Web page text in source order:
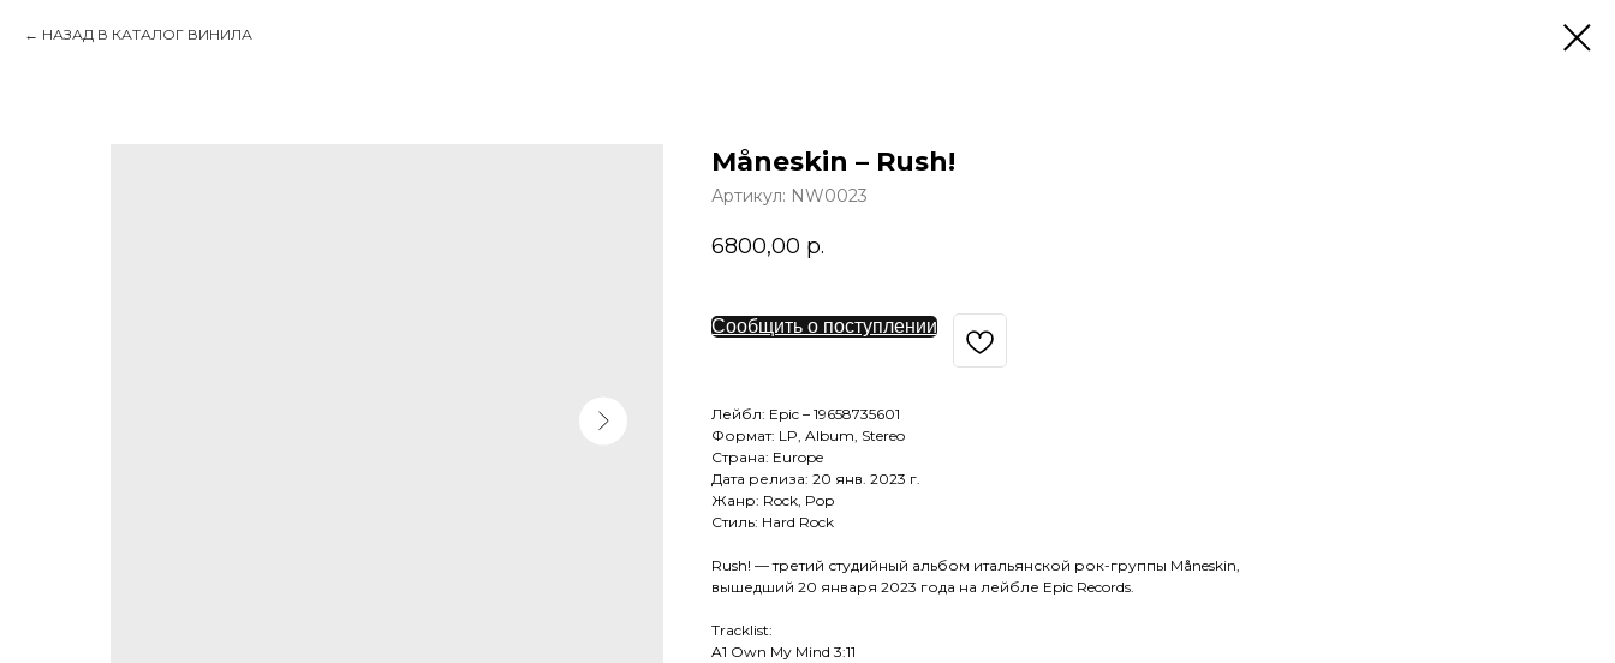
НАЗАД В КАТАЛОГ ВИНИЛА
Måneskin – Rush!
Артикул: NW0023
6800,00 р.
Сообщить о поступлении
Лейбл: Epic – 19658735601
Формат: LP, Album, Stereo
Страна: Europe
Дата релиза: 20 янв. 2023 г.
Жанр: Rock, Pop
Стиль: Hard Rock
Rush! — третий студийный альбом итальянской рок-группы Måneskin,
вышедший 20 января 2023 года на лейбле Epic Records.
Tracklist:
A1 Own My Mind 3:11